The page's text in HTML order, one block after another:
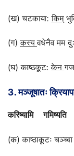
(ख) चटकाया:किम्
(ग)कस्यवधेनैव मम
(घ) काष्ठकूट:केन
3. मञ्जूषातः
करिष्यामि
(क) काष्ठाकूटः